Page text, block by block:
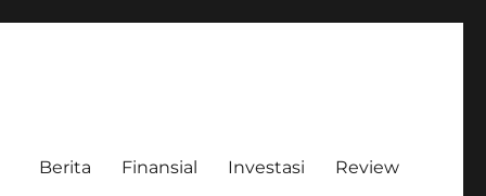
Berita Finansial Investasi Review